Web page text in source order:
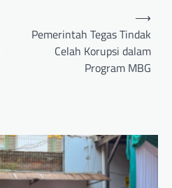
Pemerintah Tegas Tindak
Celah Korupsi dalam
Program MBG
⟶